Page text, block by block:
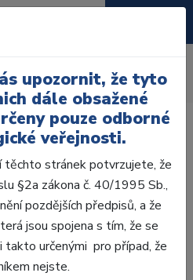
tvarování Fólie
upozornit, že tyto
dále obsažené
pouze odborné
veřejnosti.
těchto stránek potvrzujete, že
§2a zákona č. 40/1995 Sb.,
pozdějších předpisů, a že
jsou spojena s tím, že se
takto určenými pro případ, že
nejste.